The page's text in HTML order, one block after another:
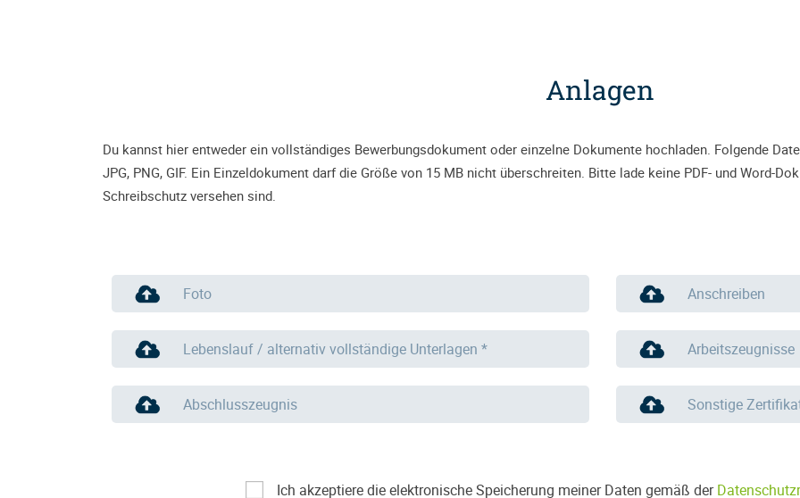
Anlagen
Du kannst hier entweder ein vollständiges Bewerbungsdokument oder einzelne Dokumente hochladen. Folgende
JPG, PNG, GIF. Ein Einzeldokument darf die Größe von 15 MB nicht überschreiten. Bitte lade keine PDF- und Word-
Schreibschutz versehen sind.
Foto Anschreiben
Lebenslauf / alternativ vollständige Unterlagen * Arbeitszeugnisse
Abschlusszeugnis Sonstige
Ich akzeptiere die elektronische Speicherung meiner Daten gemäß der